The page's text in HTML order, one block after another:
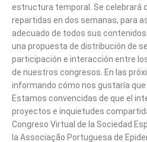
estructura temporal. Se celebrará
repartidas en dos semanas, para
adecuado de todos sus
una propuesta de distribución de
participación e interacción entre
de nuestros congresos. En las
informando cómo nos gustaría
Estamos convencidas de que el
proyectos e inquietudes
Congreso Virtual de la Sociedad
la Associação Portuguesa de